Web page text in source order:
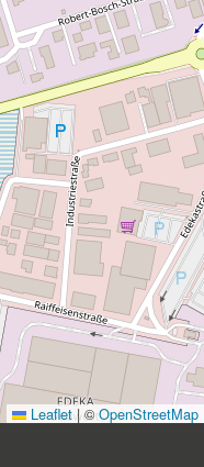
Leaflet |©OpenStreetMap